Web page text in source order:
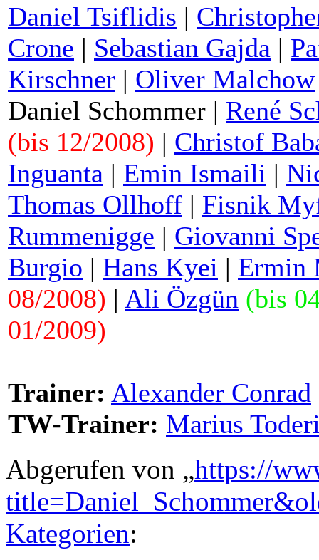
Daniel Tsiflidis |
Crone | Sebastian Gajda |
Kirschner | Oliver Malchow
Daniel Schommer | René
(bis 12/2008) | Christof
Inguanta | Emin Ismaili |
Thomas Ollhoff | Fisnik
Rummenigge | Giovanni
Burgio | Hans Kyei | Ermin
08/2008) | Ali Özgün (bis
01/2009)
Trainer: Alexander Conrad
TW-Trainer: Marius
Abgerufen von „https://
Kategorien: